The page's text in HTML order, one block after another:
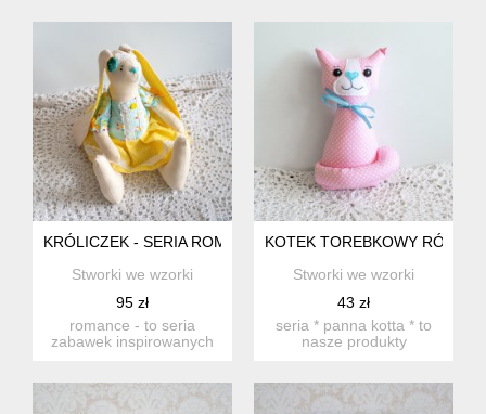
KRÓLICZEK - SERIA ROMANTYCZNA - KASIA - 37 CM
Stworki we wzorki
95 zł
romance - to seria
zabawek inspirowanych
KOTEK TOREBKOWY
Stworki we wzorki
43 zł
seria * panna kotta * to
nasze produkty